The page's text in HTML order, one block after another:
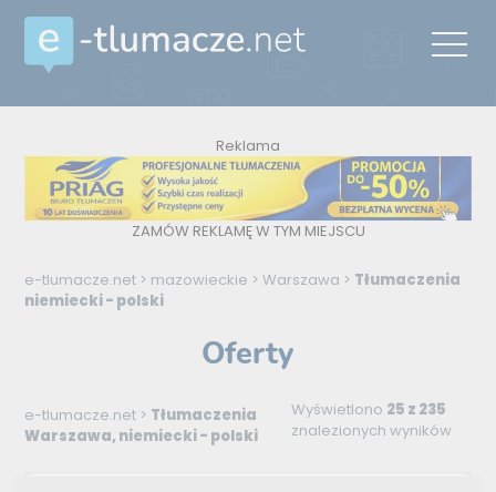
Reklama
ZAMÓW REKLAMĘ W TYM MIEJSCU
e-tlumacze.net > mazowieckie >Warszawa > Tłumaczenia
niemiecki - polski
Oferty
e-tlumacze.net > Tłumaczenia
Warszawa, niemiecki - polski
Wyświetlono 25 z 235
znalezionych wyników